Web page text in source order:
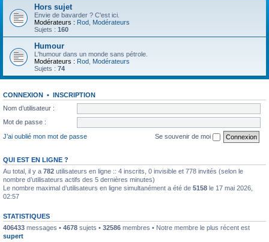
Hors sujet
Envie de bavarder ? C'est ici.
Modérateurs : Rod Modérateurs
Sujets : 160
Humour
L'humour dans un monde sans pétrole.
Modérateurs : Rod Modérateurs
Sujets : 74
CONNEXION • INSCRIPTION
Nom d’utilisateur :
Mot de passe :
J’ai oublié mon mot de passe
Se souvenir de moi
QUI EST EN LIGNE ?
Au total, il y a 782 utilisateurs en ligne :: 4 inscrits, 0 invisible et 778 invités (selon le
nombre d’utilisateurs actifs des 5 dernières minutes)
Le nombre maximal d’utilisateurs en ligne simultanément a été de 5158 le 17 mai 2026,
02:57
STATISTIQUES
406433 messages • 4678 sujets • 32586 membres • Notre membre le plus récent est
supert